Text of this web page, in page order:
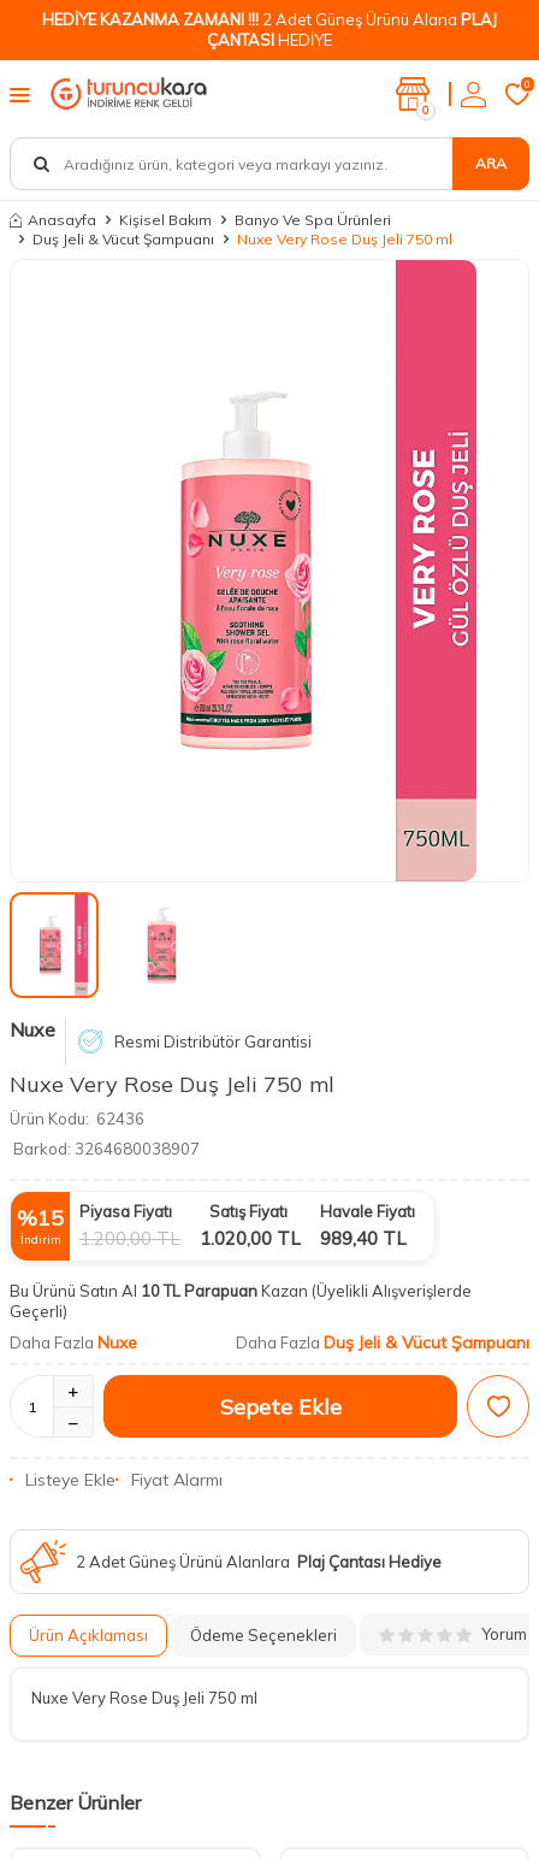
HEDİYE KAZANMA ZAMANI !!! 2 Adet Güneş Ürünü Alana PLAJ
ÇANTASIHEDİYE
ARA
0
0
Anasayfa Kişisel Bakım
Banyo Ve Spa Ürünleri
Duş Jeli & Vücut Şampuanı
Nuxe Very Rose Duş Jeli 750 ml
Nuxe Resmi Distribütör Garantisi
Nuxe Very Rose Duş Jeli 750 ml
Ürün Kodu: 62436
Barkod: 3264680038907
%15
İndirim
Piyasa Fiyatı
1.200,00TL
Satış Fiyatı
1.020,00 TL
Havale Fiyatı
989,40 TL
Bu Ürünü Satın Al 10 TL ParapuanKazan (Üyelikli Alışverişlerde
Geçerli)
Daha Fazla Nuxe Daha Fazla Duş Jeli & Vücut Şampuanı
Sepete Ekle
Listeye Ekle Fiyat Alarmı
2 Adet Güneş Ürünü Alanlara Plaj Çantası Hediye
Ürün Açıklaması Ödeme Seçenekleri Yorum
Nuxe Very Rose Duş Jeli 750 ml
Benzer Ürünler